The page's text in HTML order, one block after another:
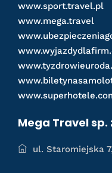
www.sport.travel.pl
www.mega.travel
Mega Travel sp.
ul. Staromiejska